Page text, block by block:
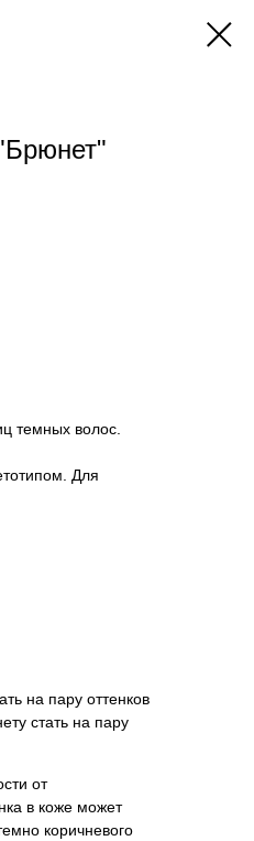
темных волос.
Для
на пару оттенков
стать на пару
от
в коже может
коричневого